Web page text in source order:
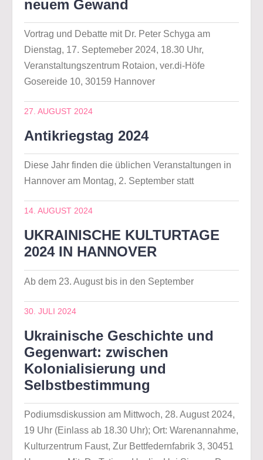
neuem Gewand
Vortrag und Debatte mit Dr. Peter Schyga am
Dienstag, 17. Septemeber 2024, 18.30 Uhr,
Veranstaltungszentrum Rotaion, ver.di-Höfe
Gosereide 10, 30159 Hannover
27. AUGUST 2024
Antikriegstag 2024
Diese Jahr finden die üblichen Veranstaltungen in
Hannover am Montag, 2. September statt
14. AUGUST 2024
UKRAINISCHE KULTURTAGE
2024 IN HANNOVER
Ab dem 23. August bis in den September
30. JULI 2024
Ukrainische Geschichte und
Gegenwart: zwischen
Kolonialisierung und
Selbstbestimmung
Podiumsdiskussion am Mittwoch, 28. August 2024,
19 Uhr (Einlass ab 18.30 Uhr); Ort: Warenannahme,
Kulturzentrum Faust, Zur Bettfedernfabrik 3, 30451